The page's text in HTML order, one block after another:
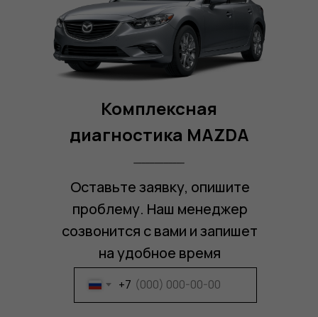
Комплексная
диагностика MAZDA
Оставьте заявку, опишите
проблему. Наш менеджер
созвонится с вами и запишет
на удобное время
+7
Получите беспроцентную
автомобиля